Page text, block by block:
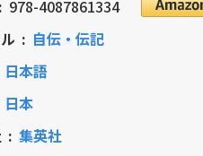
978-4087861334
自伝・伝記
日本語
日本
集英社